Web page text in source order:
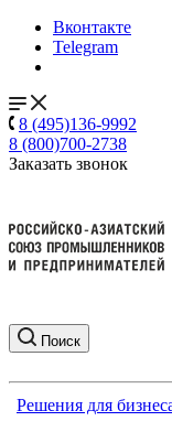
Вконтакте
Telegram
8 (495)136-9992
8 (800)700-2738
Заказать звонок
Поиск
Решения для